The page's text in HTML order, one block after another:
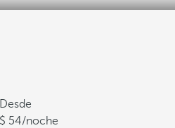
Desde
54/noche